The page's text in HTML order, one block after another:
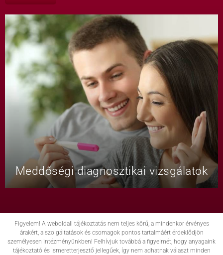
Meddőségi diagnosztikai vizsgálatok
Figyelem! A weboldali tájékoztatás nem teljes körű, a mindenkor érvényes
árakért, a szolgáltatások és csomagok pontos tartalmáért érdeklődjön
személyesen intézményünkben! Felhívjuk továbbá a figyelmét, hogy anyagaink
tájékoztató és ismeretterjesztő jellegűek, így nem adhatnak választ minden